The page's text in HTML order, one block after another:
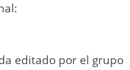
editado por el grupo